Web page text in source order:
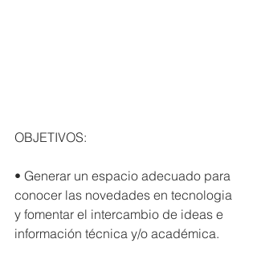
OBJETIVOS:
• Generar un espacio adecuado para
conocer las novedades en tecnologia
y fomentar el intercambio de ideas e
información técnica y/o académica.